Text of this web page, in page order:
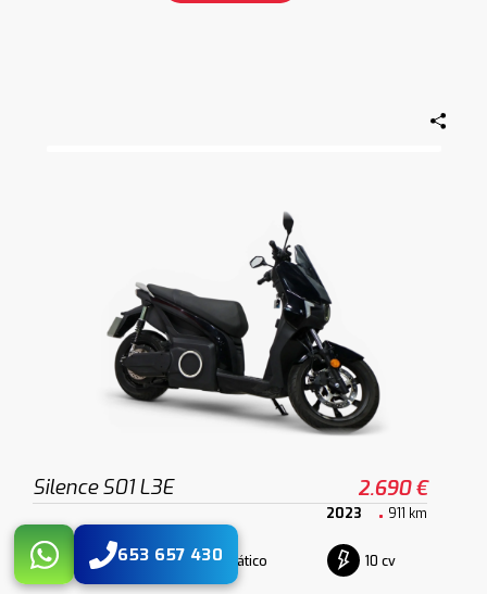
Silence S01 L3E 2.690 €
2023 911 km
Electrico Automático 10 cv
653 657 430